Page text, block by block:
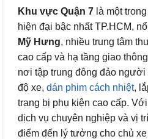
Khu vực Quận 7 là một
hiện đại bậc nhất TP.HCM,
Mỹ Hưng, nhiều trung tâm
cao cấp và hạ tầng giao
nơi tập trung đông đảo
độ xe, dán phim cách nhiệt,
trang bị phụ kiện cao cấp.
dịch vụ chuyên nghiệp và vị
điểm đến lý tưởng cho chủ